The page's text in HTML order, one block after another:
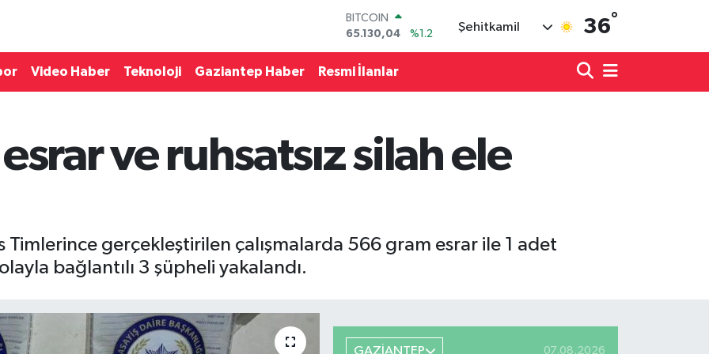
DOLAR
47,7106
%0.17
55,1652
%0.27
6618.49
%2.12
BİST100
13.773
%-19
Şehitkamil 36°
Video Haber Teknoloji Gaziantep Haber Resmi İlanlar
ve ruhsatsız silah ele
gerçekleştirilen çalışmalarda 566 gram esrar ile 1 adet
bağlantılı 3 şüpheli yakalandı.
GAZİANTEP 07.08.2026